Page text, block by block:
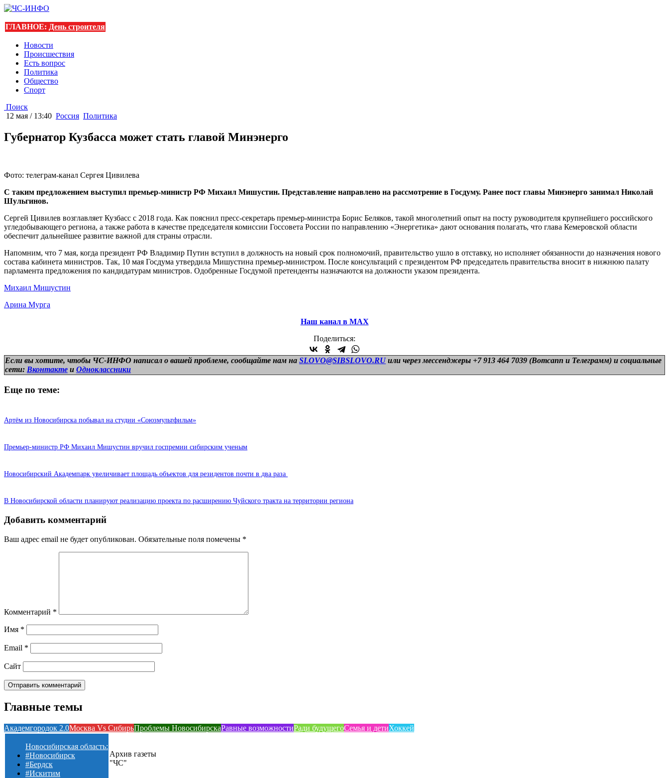
ГЛАВНОЕ: День строителя
Новости
Происшествия
Есть вопрос
Политика
Общество
Спорт
Поиск
12 мая / 13:40 Россия Политика
Губернатор Кузбасса может стать главой Минэнерго
Фото: телеграм-канал Сергея Цивилева
С таким предложением выступил премьер-министр РФ Михаил Мишустин. Представление направлено на рассмотрение в Госдуму. Ранее пост главы Минэнерго занимал Николай
Шульгинов.
Сергей Цивилев возглавляет Кузбасс с 2018 года. Как пояснил пресс-секретарь премьер-министра Борис Беляков, такой многолетний опыт на посту руководителя крупнейшего российского
угледобывающего региона, а также работа в качестве председателя комиссии Госсовета России по направлению «Энергетика» дают основания полагать, что глава Кемеровской области
обеспечит дальнейшее развитие важной для страны отрасли.
Напомним, что 7 мая, когда президент РФ Владимир Путин вступил в должность на новый срок полномочий, правительство ушло в отставку, но исполняет обязанности до назначения нового
состава кабинета министров. Так, 10 мая Госдума утвердила Мишустина премьер-министром. После консультаций с президентом РФ председатель правительства вносит в нижнюю палату
парламента предложения по кандидатурам министров. Одобренные Госдумой претенденты назначаются на должности указом президента.
Михаил Мишустин
Арина Мурга
Наш канал в МАХ
Поделиться:
Если вы хотите, чтобы ЧС-ИНФО написал о вашей проблеме, сообщайте нам на SLOVO@SIBSLOVO.RU или через мессенджеры +7 913 464 7039 (Вотсапп и Телеграмм) и социальные
сети: Вконтакте и Одноклассники
Еще по теме:
Артём из Новосибирска побывал на студии «Союзмультфильм»
Премьер-министр РФ Михаил Мишустин вручил госпремии сибирским ученым
Новосибирский Академпарк увеличивает площадь объектов для резидентов почти в два раза
В Новосибирской области планируют реализацию проекта по расширению Чуйского тракта на территории региона
Добавить комментарий
Ваш адрес email не будет опубликован. Обязательные поля помечены *
Комментарий *
Имя *
Email *
Сайт
Главные темы
Академгородок 2.0Москва Vs СибирьПроблемы НовосибирскаРавные возможностиРади будущегоСемья и детиХоккей
Новосибирская область:
#Новосибирск
#Бердск
#Искитим
Архив газеты
"ЧС"